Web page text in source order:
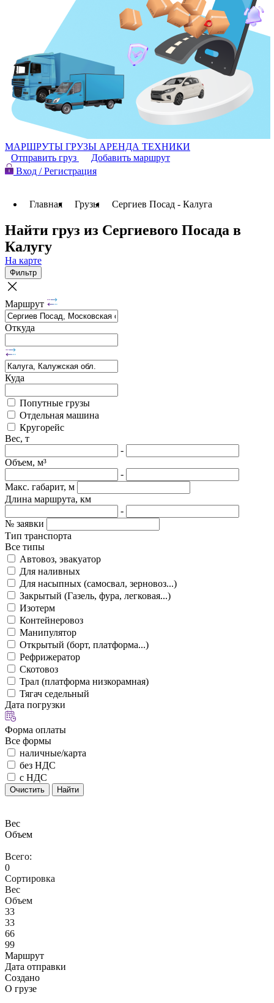
МАРШРУТЫ ГРУЗЫ АРЕНДА ТЕХНИКИ
Отправить груз
Добавить маршрут
Вход / Регистрация
Главная Грузы Сергиев Посад - Калуга
Найти груз из Сергиевого Посада в
Калугу
На карте
Фильтр
Маршрут
Откуда
Куда
Попутные грузы
Отдельная машина
Кругорейс
Вес, т
-
Объем, м³
-
Макс. габарит, м
Длина маршрута, км
-
№ заявки
Тип транспорта
Все типы
Автовоз, эвакуатор
Для наливных
Для насыпных (самосвал, зерновоз...)
Закрытый (Газель, фура, легковая...)
Изотерм
Контейнеровоз
Манипулятор
Открытый (борт, платформа...)
Рефрижератор
Скотовоз
Трал (платформа низкорамная)
Тягач седельный
Дата погрузки
Форма оплаты
Все формы
наличные/карта
без НДС
с НДС
Очистить Найти
Вес
Объем
Всего:
0
Сортировка
Вес
Объем
33
33
66
99
Маршрут
Дата отправки
Создано
О грузе